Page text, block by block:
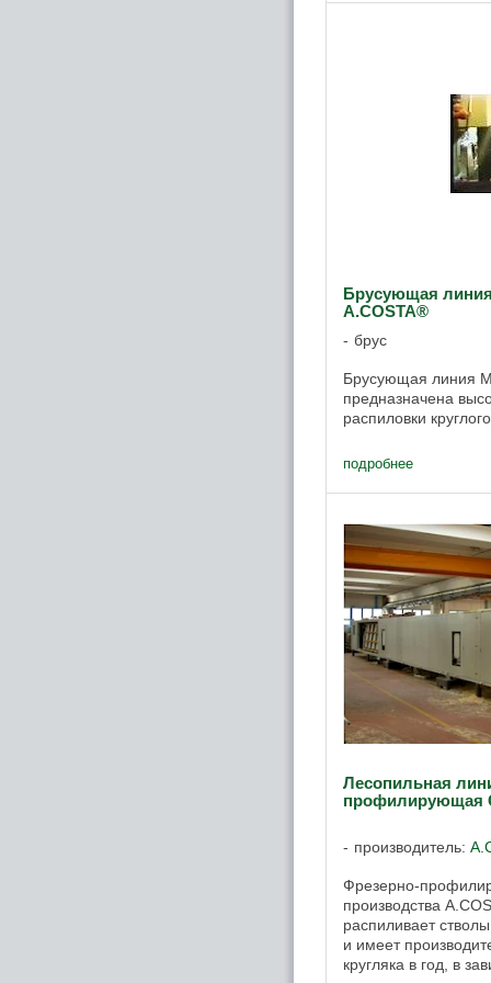
Брусующая
А.COSTA®
брус
Брусующая линия
предназначена
распиловки
подробнее
Лесопильная
профилирующая
производитель:
Фрезерно-
производства
распиливает
и имеет
кругляка в год, в